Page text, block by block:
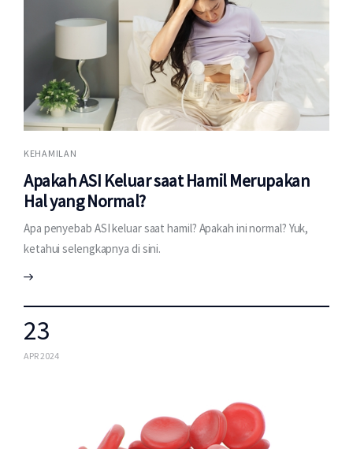
KEHAMILAN
Apakah ASI Keluar saat Hamil Merupakan
Hal yang Normal?
Apa penyebab ASI keluar saat hamil? Apakah ini normal? Yuk,
ketahui selengkapnya di sini.
23
APR 2024